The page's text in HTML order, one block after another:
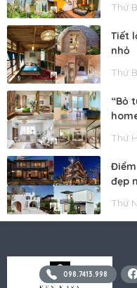
Thứ
Tiết
nhỏ
Thứ
“Bỏ
Thứ
đẹp
Thứ
098.7413.998